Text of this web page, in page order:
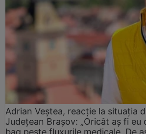
Adrian Veștea, reacție la situația
Județean Brașov: „Oricât aș fi eu
bag peste fluxurile medicale. De